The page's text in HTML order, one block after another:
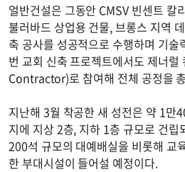
얼반건설은 그동안 CMSV 빈센트 칼
불러바드 상업용 건물, 브롱스 지역
축 공사를 성공적으로 수행하며 기술
번 교회 신축 프로젝트에서도 제너
Contractor)로 참여해 전체 공정을
지난해 3월 착공한 새 성전은 약 1만
지에 지상 2층, 지하 1층 규모로 건립
200석 규모의 대예배실을 비롯해 교
한 부대시설이 들어설 예정이다.